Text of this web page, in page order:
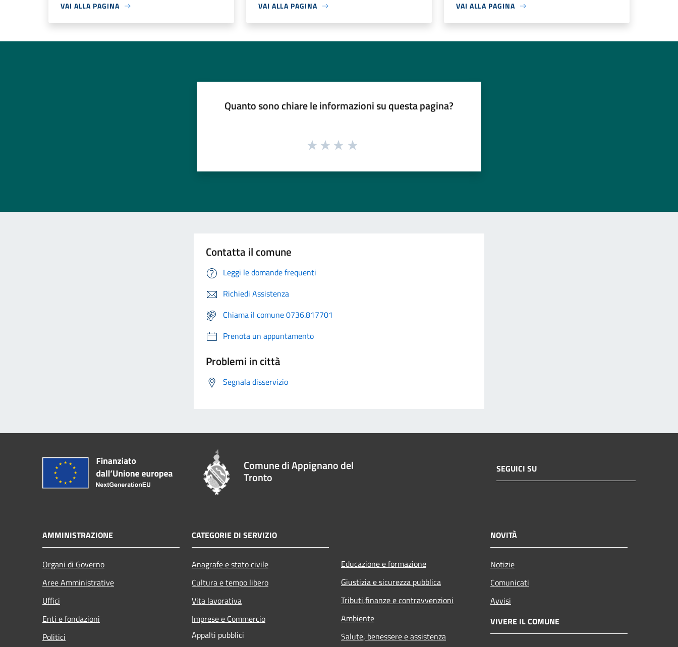
VAI ALLA PAGINA VAI ALLA PAGINA VAI ALLA PAGINA
Quanto sono chiare le informazioni su questa pagina?
Contatta il comune
Leggi le domande frequenti
Richiedi Assistenza
Chiama il comune 0736.817701
Prenota un appuntamento
Problemi in città
Segnala disservizio
Comune di Appignano del
Tronto
SEGUICI SU
AMMINISTRAZIONE
Organi di Governo
Aree Amministrative
Uffici
Enti e fondazioni
Politici
CATEGORIE DI SERVIZIO
Anagrafe e stato civile
Cultura e tempo libero
Vita lavorativa
Imprese e Commercio
Appalti pubblici
Educazione e formazione
Giustizia e sicurezza pubblica
Tributi,finanze e contravvenzioni
Ambiente
Salute, benessere e assistenza
NOVITÀ
Notizie
Comunicati
Avvisi
VIVERE IL COMUNE